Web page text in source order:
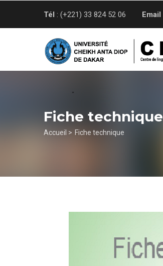
Tél : (+221) 33 824 52 06 Email
Fiche technique
Fil
Accueil > Fiche technique